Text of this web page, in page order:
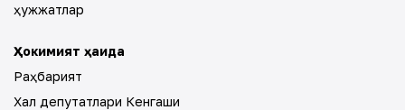
ҳужжатлар
Ҳокимият ҳақида
Раҳбарият
Халқ депутатлари Кенгаши